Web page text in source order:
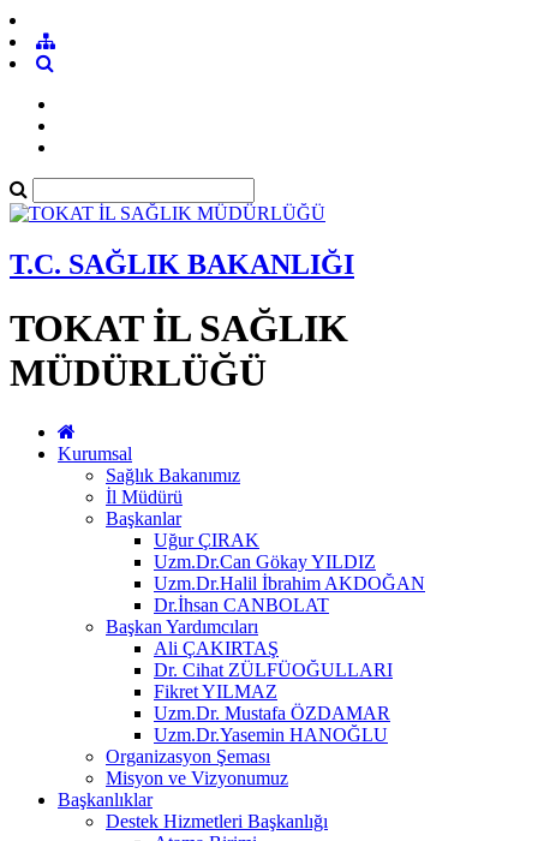
T.C. SAĞLIK BAKANLIĞI
TOKAT İL SAĞLIK
MÜDÜRLÜĞÜ
Kurumsal
Sağlık Bakanımız
İl Müdürü
Başkanlar
Uğur ÇIRAK
Uzm.Dr.Can Gökay YILDIZ
Uzm.Dr.Halil İbrahim AKDOĞAN
Dr.İhsan CANBOLAT
Başkan Yardımcıları
Ali ÇAKIRTAŞ
Dr. Cihat ZÜLFÜOĞULLARI
Fikret YILMAZ
Uzm.Dr. Mustafa ÖZDAMAR
Uzm.Dr.Yasemin HANOĞLU
Organizasyon Şeması
Misyon ve Vizyonumuz
Başkanlıklar
Destek Hizmetleri Başkanlığı